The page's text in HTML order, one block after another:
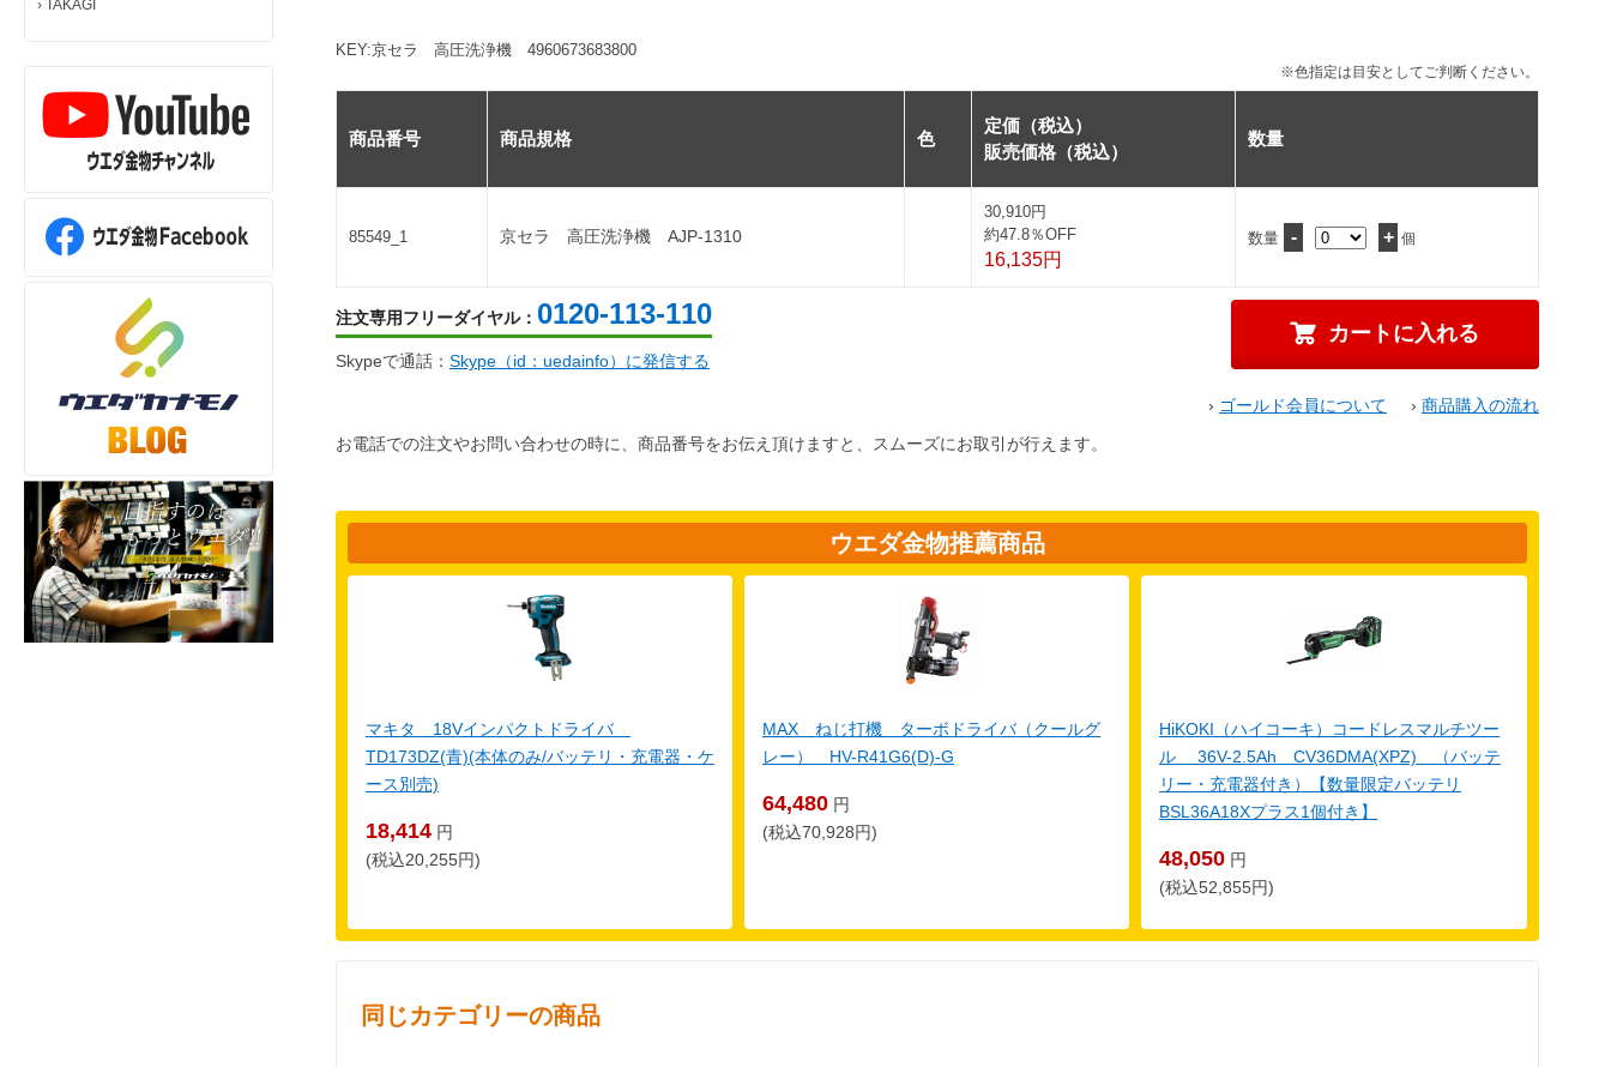
› TAKAGI
KEY:京セラ 高圧洗浄機 4960673683800
※色指定は目安としてご判断ください。
商品番号 商品規格 色
定価（税込）
販売価格（税込）
数量
85549_1 京セラ 高圧洗浄機 AJP-1310
30,910円
約47.8％OFF
16,135円
数量 - + 個
› ゴールド会員について › 商品購入の流れ
注文専用フリーダイヤル： 0120-113-110
Skypeで通話： Skype（id：uedainfo）に発信する
お電話での注文やお問い合わせの時に、商品番号をお伝え頂けますと、スムーズにお取引が行えます。
ウエダ金物推薦商品
マキタ 18Vインパクトドライバ
TD173DZ(青)(本体のみ/バッテリ・充電器・ケ
ース別売)
18,414 円
(税込20,255円)
MAX ねじ打機 ターボドライバ（クールグ
レー） HV-R41G6(D)-G
64,480 円
(税込70,928円)
HiKOKI（ハイコーキ）コードレスマルチツー
ル 36V-2.5Ah CV36DMA(XPZ) （バッテ
リー・充電器付き）【数量限定バッテリ
BSL36A18Xプラス1個付き】
48,050 円
(税込52,855円)
同じカテゴリーの商品